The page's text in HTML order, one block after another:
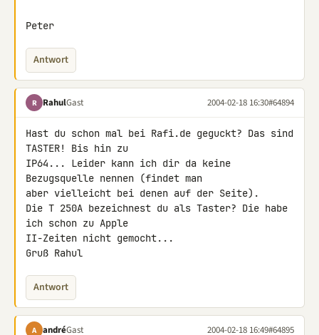
Peter
Antwort
R RahulGast 2004-02-18 16:30#64894
Hast du schon mal bei Rafi.de geguckt? Das sind
TASTER! Bis hin zu
IP64... Leider kann ich dir da keine
Bezugsquelle nennen (findet man
aber vielleicht bei denen auf der Seite).
Die T 250A bezeichnest du als Taster? Die habe
ich schon zu Apple
II-Zeiten nicht gemocht...
Gruß Rahul
Antwort
A andréGast 2004-02-18 16:49#64895